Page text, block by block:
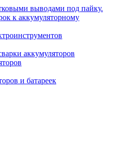
выводами под пайку.
к аккумуляторному
аккумуляторов
и батареек